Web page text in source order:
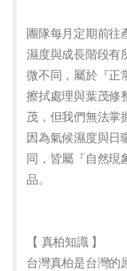
團隊每月定期前往
濕度與成長階段有
微不同，屬於『正
擦拭處理與葉茂修
茂，但我們無法掌
因為氣候濕度與日
同，皆屬『自然現
品。
【 真柏知識 】
台灣真柏是台灣的